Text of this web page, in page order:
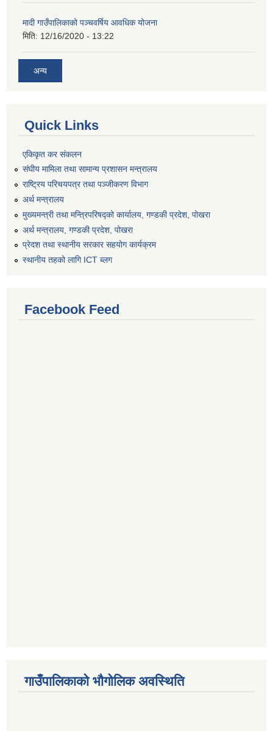
मादी गाउँपालिकाको पञ्चवर्षिय आवधिक योजना
मिति: 12/16/2020 - 13:22
अन्य
Quick Links
एकिकृत कर संकलन
संघीय मामिला तथा सामान्य प्रशासन मन्त्रालय
राष्ट्रिय परिचयपत्र तथा पञ्जीकरण विभाग
अर्थ मन्त्रालय
मुख्यमन्त्री तथा मन्त्रिपरिषद्को कार्यालय, गण्डकी प्रदेश, पोखरा
अर्थ मन्त्रालय, गण्डकी प्रदेश, पोखरा
प्रेदश तथा स्थानीय सरकार सहयोग कार्यक्रम
स्थानीय तहको लागि ICT ब्लग
Facebook Feed
गाउँपालिकाको भौगोलिक अवस्थिति